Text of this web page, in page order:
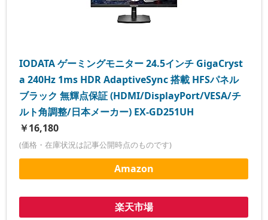
IODATA ゲーミングモニター 24.5インチ GigaCryst
a 240Hz 1ms HDR AdaptiveSync 搭載 HFSパネル
ブラック 無輝点保証 (HDMI/DisplayPort/VESA/チ
ルト角調整/日本メーカー) EX-GD251UH
￥16,180
(価格・在庫状況は記事公開時点のものです)
Amazon
楽天市場